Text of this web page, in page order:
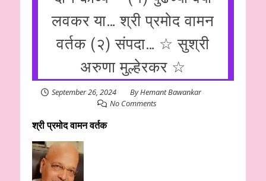
लवकर या… श्री प्रमोद वामन
वर्तक (२) संपदा… ☆ सुश्री
अरुणा मुल्हेरकर ☆
September 26, 2024 ByHemant Bawankar
No Comments
श्री प्रमोद वामन वर्तक